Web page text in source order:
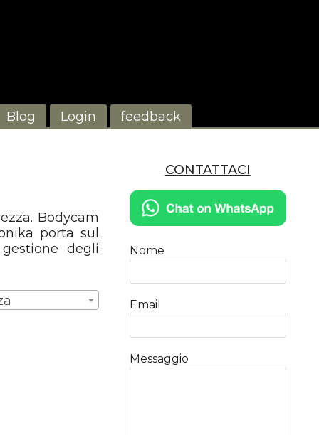
Blog Login feedback
Bodycam
porta sul
degli
CONTATTACI
Nome
Email
Messaggio